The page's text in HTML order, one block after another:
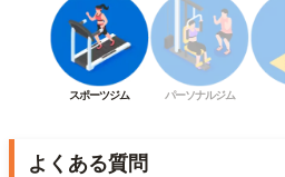
スポーツジム パーソナルジム
よくある質問